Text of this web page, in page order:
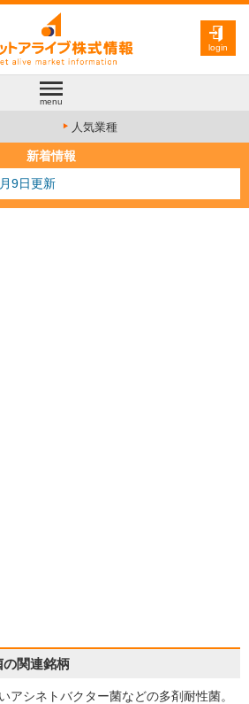
login
menu
人気業種
新着情報
9日更新
更新
8月3日更新
関連銘柄
アシネトバクター菌などの多剤耐性菌。